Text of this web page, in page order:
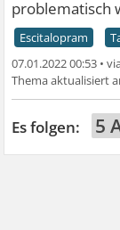
problematisch
Escitalopram
07.01.2022 00:53 •
5